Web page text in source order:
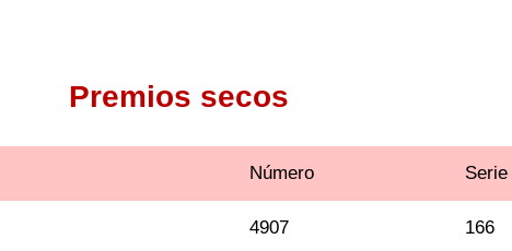
Premios secos
Número Serie
4907 166